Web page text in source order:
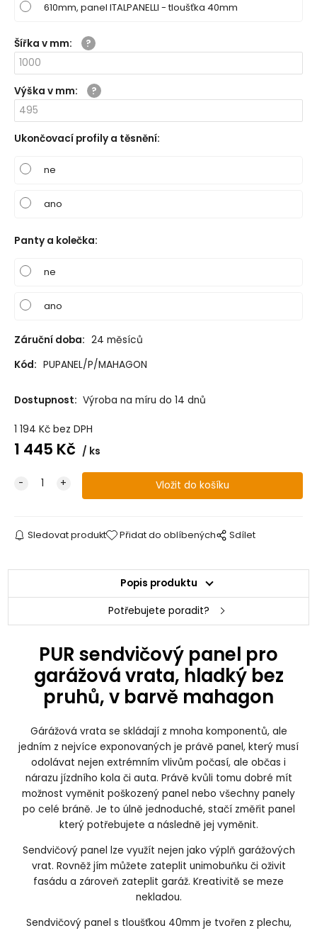
610mm, panel ITALPANELLI - tloušťka 40mm
Šířka v mm:
Výška v mm:
Ukončovací profily a těsnění:
ne
ano
Panty a kolečka:
ne
ano
Záruční doba: 24 měsíců
Kód: PUPANEL/P/MAHAGON
Dostupnost: Výroba na míru do 14 dnů
1 194 Kč bez DPH
1 445 Kč ks
Sledovat produkt Přidat do oblíbených Sdílet
Popis produktu
Potřebujete poradit?
PUR sendvičový panel pro
garážová vrata, hladký bez
pruhů, v barvě mahagon
Gárážová vrata se skládají z mnoha komponentů, ale
jedním z nejvíce exponovaných je právě panel, který musí
odolávat nejen extrémním vlivům počasí, ale občas i
nárazu jízdního kola či auta. Právě kvůli tomu dobré mít
možnost vyměnit poškozený panel nebo všechny panely
po celé bráně. Je to úlně jednoduché, stačí změřit panel
který potřebujete a následně jej vyměnit.
Sendvičový panel lze využít nejen jako výplň garážových
vrat. Rovněž jím můžete zateplit unimobuňku či oživit
fasádu a zároveň zateplit garáž. Kreativitě se meze
nekladou.
Sendvičový panel s tloušťkou 40mm je tvořen z plechu,